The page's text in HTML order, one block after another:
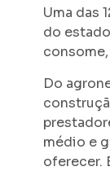
Uma das
do
Do
médio e
oferecer.